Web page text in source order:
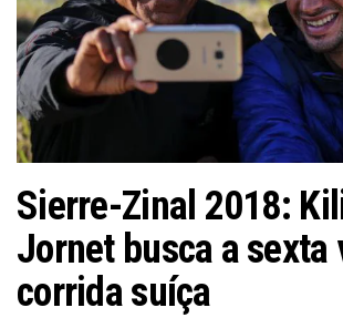
Sierre-Zinal 2018:
Jornet busca a sexta
corrida suíça